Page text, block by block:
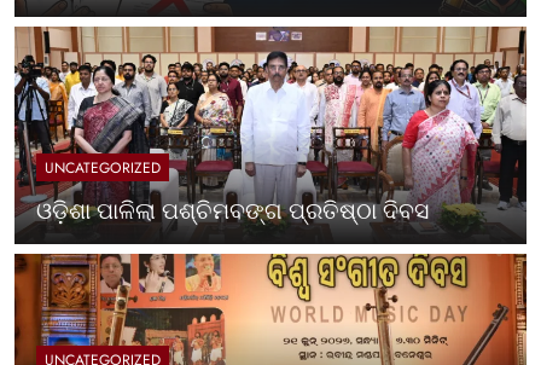
UNCATEGORIZED
ଓଡ଼ିଶା ପାଳିଲା ପଶ୍ଚିମବଙ୍ଗ ପ୍ରତିଷ୍ଠା ଦିବସ
UNCATEGORIZED